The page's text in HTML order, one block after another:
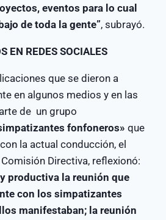
eventos para lo cual
de toda la gente”, subrayó.
EN REDES SOCIALES
que se dieron a
en algunos medios y en las
de un grupo
fonfoneros» que
la actual conducción, el
Directiva, reflexionó:
productiva la reunión que
con los simpatizantes
manifestaban; la reunión